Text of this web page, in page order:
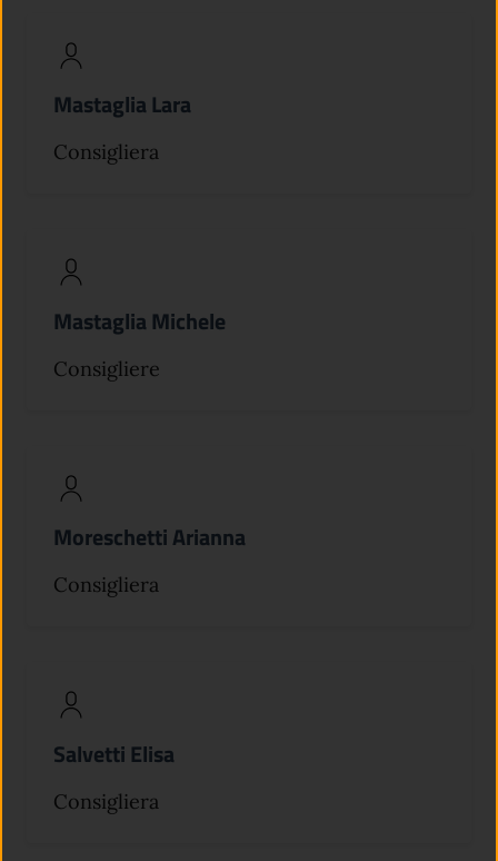
Mastaglia Lara
Consigliera
Mastaglia Michele
Consigliere
Moreschetti Arianna
Consigliera
Salvetti Elisa
Consigliera